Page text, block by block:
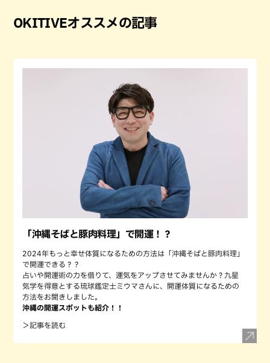
OKITIVEオススメの記事
「沖縄そばと豚肉料理」で開運！？
2024年もっと幸せ体質になるための方法は「沖縄そばと豚肉料理」
で開運できる？？
占いや開運術の力を借りて、運気をアップさせてみませんか？九星
気学を得意とする琉球鑑定士ミウマさんに、開運体質になるための
方法をお聞きしました。
沖縄の開運スポットも紹介！！
＞記事を読む